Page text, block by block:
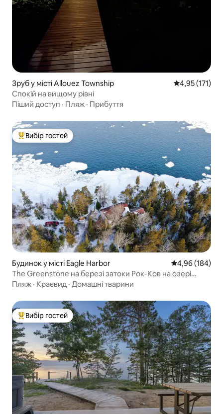
Зруб у місті Allouez Township Середня
4,95 (171)
Спокій на вищому рівні
Піший доступ · Пляж · Прибуття
Топ вибір гостей
Вибір гостей
Будинок у місті Eagle Harbor Середня
4,96 (184)
The Greenstone на березі затоки Рок-Ков на озері
Супіріор
Пляж · Краєвид · Домашні тварини
Топ вибір гостей
Вибір гостей